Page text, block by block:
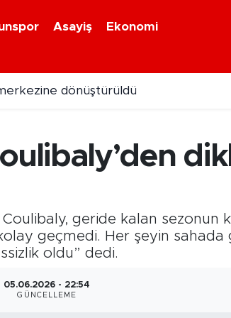
Asayiş
Ekonomi
dönüştürüldü
geride kalan sezonun
geçmedi. Her şeyin
oldu” dedi.
05.06.2026 - 22:54
GÜNCELLEME